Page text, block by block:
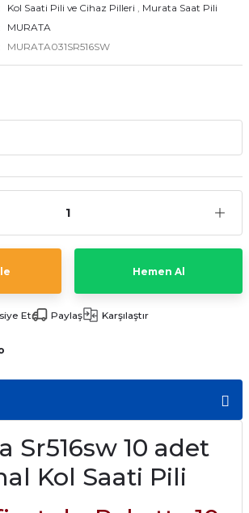
Kol Saati Pili ve Cihaz Pilleri , Murata Saat Pili
MURATA
MURATA031SR516SW
Hemen Al
Et Paylaş Karşılaştır
Sr516sw 10 adet
Kol Saati Pili